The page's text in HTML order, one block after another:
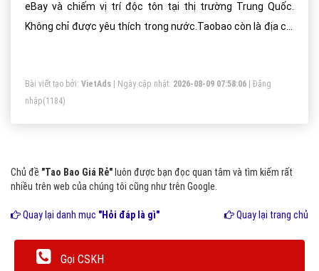
eBay và chiếm vị trí độc tôn tại thị trường Trung Quốc.
Không chỉ được yêu thích trong nước.Taobao còn là địa chỉ
khẳng định chỗ đứng của mình
Bài viết tạo bởi: VietAds | Ngày cập nhật: 2026-08-09 07:58:06
Đăng
nhập(1184)
Chủ đề "Tao Bao Giá Rẻ" luôn được bạn đọc quan tâm và tìm kiếm rất
nhiều trên web của chúng tôi cũng như trên Google.
Quay lại danh mục "Hỏi đáp là gì" Quay lại trang chủ
Gọi CSKH